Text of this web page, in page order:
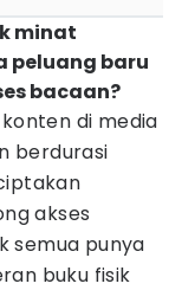
minat
peluang baru
bacaan?
di media
berdurasi
akses
semua punya
buku fisik